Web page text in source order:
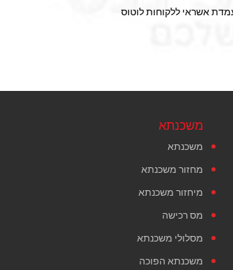
משכנתא
משכנתא
מחזור משכנתא
מיחזור משכנתא
מס רכישה
מסלולי משכנתא
משכנתא הפוכה